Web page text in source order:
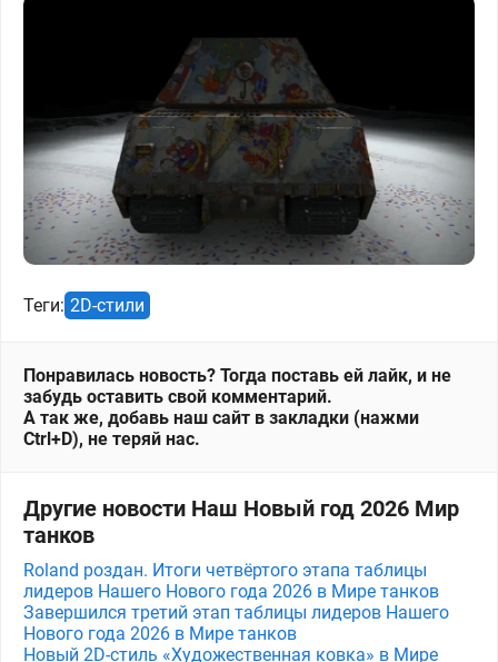
Теги: 2D-стили
Понравилась новость? Тогда поставь ей лайк, и не
забудь оставить свой комментарий.
А так же, добавь наш сайт в закладки (нажми
Ctrl+D), не теряй нас.
Другие новости Наш Новый год 2026 Мир
танков
Roland роздан. Итоги четвёртого этапа таблицы
лидеров Нашего Нового года 2026 в Мире танков
Завершился третий этап таблицы лидеров Нашего
Нового года 2026 в Мире танков
Новый 2D-стиль «Художественная ковка» в Мире